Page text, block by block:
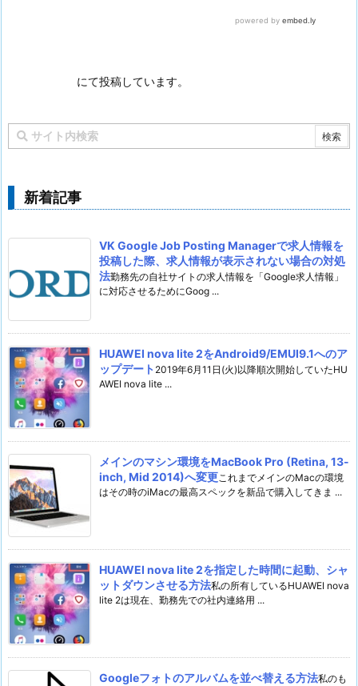
にて投稿しています。
新着記事
VK Google Job Posting Managerで求人情報を
投稿した際、求人情報が表示されない場合の対処
法勤務先の自社サイトの求人情報を「Google求人情報」
に対応させるためにGoog ...
HUAWEI nova lite 2をAndroid9/EMUI9.1へのア
ップデート 2019年6月11日(火)以降順次開始していたHU
AWEI nova lite ...
メインのマシン環境をMacBook Pro (Retina, 13-
inch, Mid 2014)へ変更これまでメインのMacの環境
はその時のiMacの最高スペックを新品で購入してきま ...
HUAWEI nova lite 2を指定した時間に起動、シャ
ットダウンさせる方法私の所有しているHUAWEI nova
lite 2は現在、勤務先での社内連絡用 ...
Googleフォトのアルバムを並べ替える方法私のも